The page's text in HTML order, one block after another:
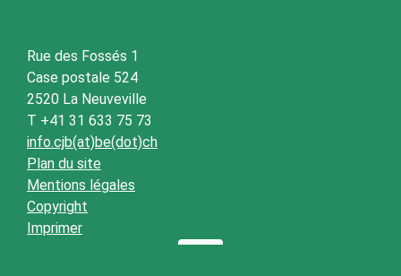
Rue des Fossés 1
Case postale 524
2520 La Neuveville
T +41 31 633 75 73
info.cjb(at)be(dot)ch
Plan du site
Mentions légales
Copyright
Imprimer